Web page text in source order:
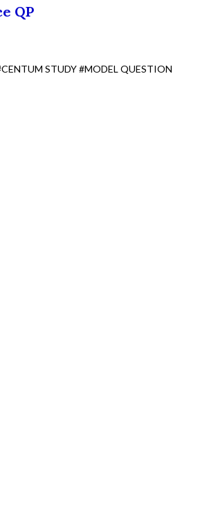
QP
STUDY #MODEL QUESTION